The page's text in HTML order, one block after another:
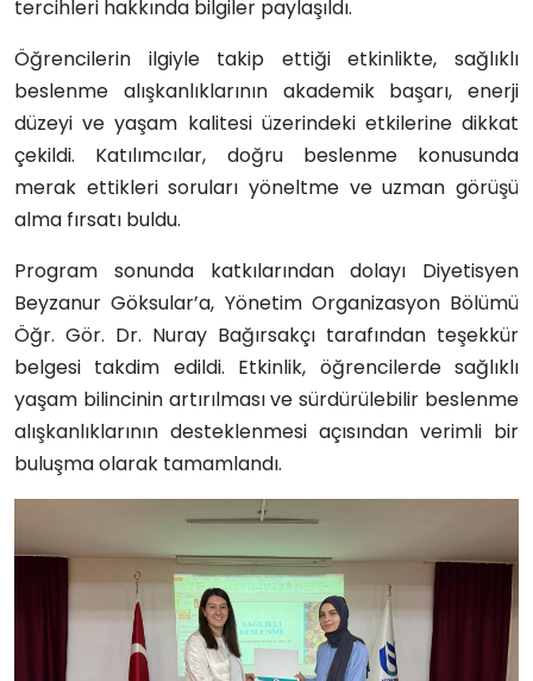
tercihleri hakkında bilgiler paylaşıldı.
Öğrencilerin ilgiyle takip ettiği etkinlikte, sağlıklı
beslenme alışkanlıklarının akademik başarı, enerji
düzeyi ve yaşam kalitesi üzerindeki etkilerine dikkat
çekildi. Katılımcılar, doğru beslenme konusunda
merak ettikleri soruları yöneltme ve uzman görüşü
alma fırsatı buldu.
Program sonunda katkılarından dolayı Diyetisyen
Beyzanur Göksular’a, Yönetim Organizasyon Bölümü
Öğr. Gör. Dr. Nuray Bağırsakçı tarafından teşekkür
belgesi takdim edildi. Etkinlik, öğrencilerde sağlıklı
yaşam bilincinin artırılması ve sürdürülebilir beslenme
alışkanlıklarının desteklenmesi açısından verimli bir
buluşma olarak tamamlandı.